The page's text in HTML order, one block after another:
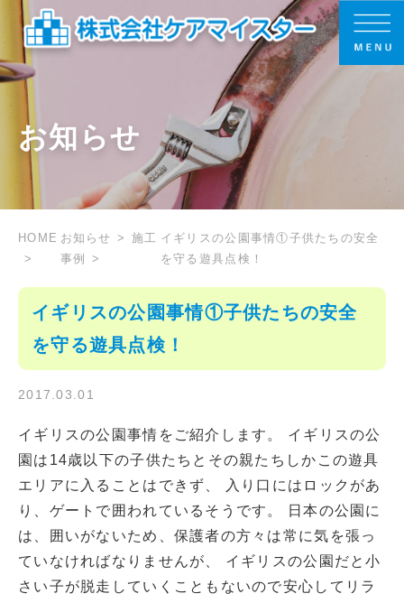
お知らせ
HOME お知らせ
施工
事例
イギリスの公園事情①子供たちの安全
を守る遊具点検！
イギリスの公園事情①子供たちの安全
を守る遊具点検！
2017.03.01
イギリスの公園事情をご紹介します。 イギリスの公
園は14歳以下の子供たちとその親たちしかこの遊具
エリアに入ることはできず、 入り口にはロックがあ
り、ゲートで囲われているそうです。 日本の公園に
は、囲いがないため、保護者の方々は常に気を張っ
ていなければなりませんが、 イギリスの公園だと小
さい子が脱走していくこともないので安心してリラ